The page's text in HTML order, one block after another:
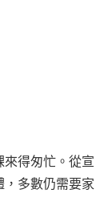
得匆忙。從宣
多數仍需要家